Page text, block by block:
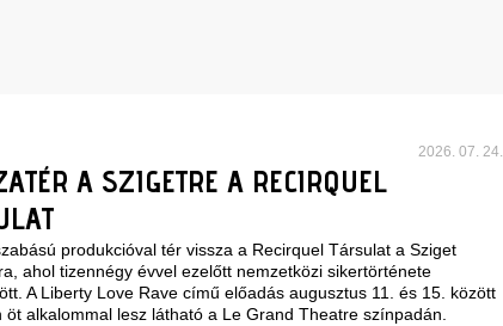
2026. 07. 24.
A SZIGETRE A RECIRQUEL
produkcióval tér vissza a Recirquel Társulat a Sziget
ahol tizennégy évvel ezelőtt nemzetközi sikertörténete
A Liberty Love Rave című előadás augusztus 11. és 15. között
öt alkalommal lesz látható a Le Grand Theatre színpadán.